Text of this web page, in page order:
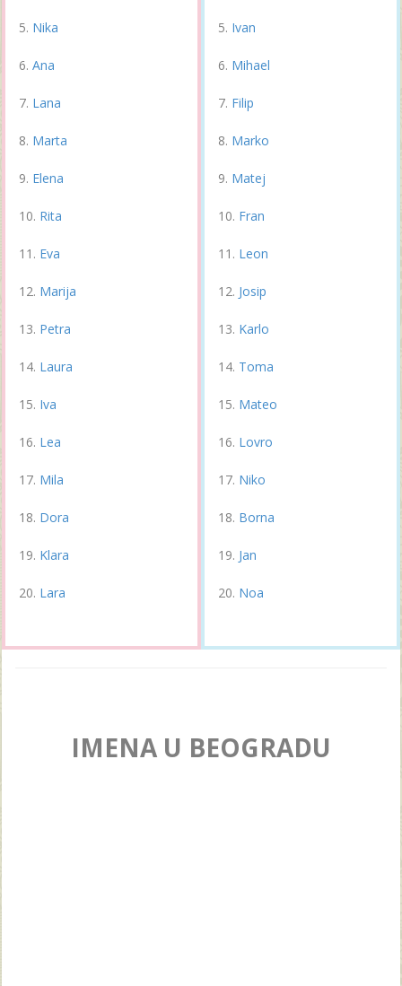
Nika
Ana
Lana
Marta
Elena
Rita
Eva
Marija
Petra
Laura
Iva
Lea
Mila
Dora
Klara
Lara
Ivan
Mihael
Filip
Marko
Matej
Fran
Leon
Josip
Karlo
Toma
Mateo
Lovro
Niko
Borna
Jan
Noa
IMENA U BEOGRADU